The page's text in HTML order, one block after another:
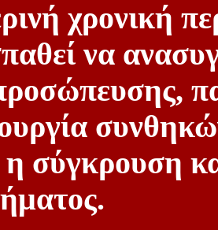
χρονική
να
η σύγκρουση